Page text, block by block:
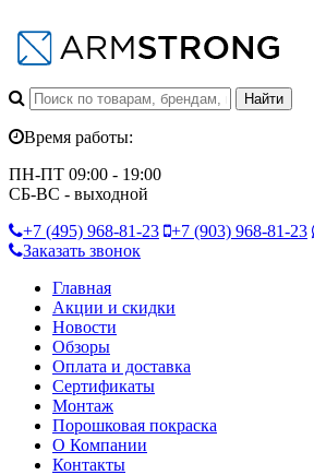
Время работы:
ПН-ПТ 09:00 - 19:00
СБ-ВС - выходной
+7 (495) 968-81-23 +7 (903) 968-81-23
Заказать звонок
Главная
Акции и скидки
Новости
Обзоры
Оплата и доставка
Сертификаты
Монтаж
Порошковая покраска
О Компании
Контакты